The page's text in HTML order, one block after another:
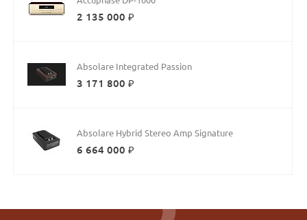
2 135 000 ₽
Absolare Integrated Passion
3 171 800 ₽
Absolare Hybrid Stereo Amp Signature
6 664 000 ₽